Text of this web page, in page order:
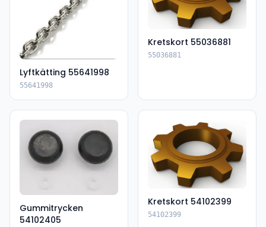
Lyftkätting 55641998
55641998
Kretskort 55036881
55036881
Gummitrycken
54102405
Kretskort 54102399
54102399